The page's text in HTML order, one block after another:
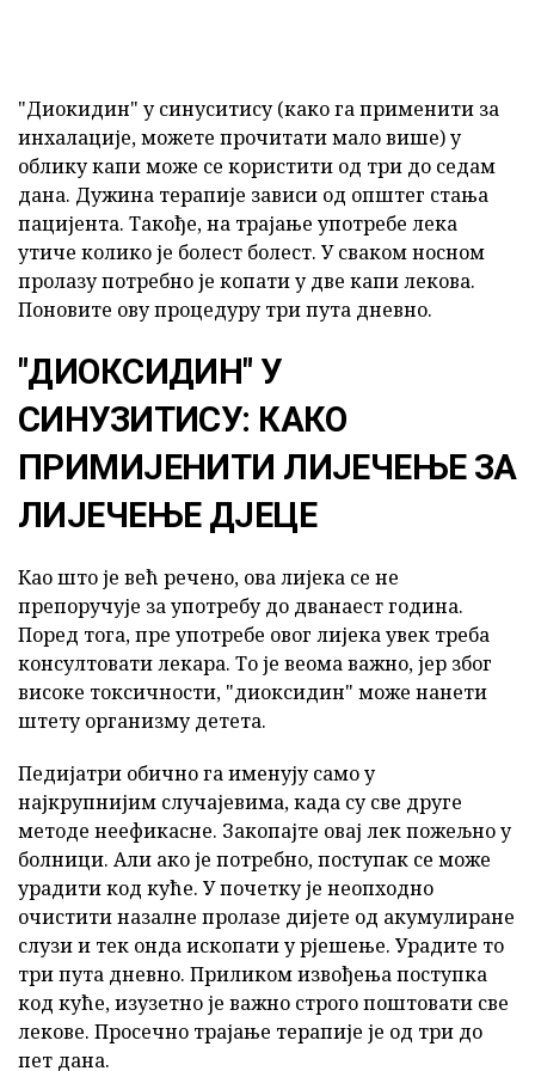
"Диокидин" у синуситису (како га применити за
инхалације, можете прочитати мало више) у
облику капи може се користити од три до седам
дана. Дужина терапије зависи од општег стања
пацијента. Такође, на трајање употребе лека
утиче колико је болест болест. У сваком носном
пролазу потребно је копати у две капи лекова.
Поновите ову процедуру три пута дневно.
"ДИОКСИДИН" У
СИНУЗИТИСУ: КАКО
ПРИМИЈЕНИТИ ЛИЈЕЧЕЊЕ ЗА
ЛИЈЕЧЕЊЕ ДЈЕЦЕ
Као што је већ речено, ова лијека се не
препоручује за употребу до дванаест година.
Поред тога, пре употребе овог лијека увек треба
консултовати лекара. То је веома важно, јер због
високе токсичности, "диоксидин" може нанети
штету организму детета.
Педијатри обично га именују само у
најкрупнијим случајевима, када су све друге
методе неефикасне. Закопајте овај лек пожељно у
болници. Али ако је потребно, поступак се може
урадити код куће. У почетку је неопходно
очистити назалне пролазе дијете од акумулиране
слузи и тек онда ископати у рјешење. Урадите то
три пута дневно. Приликом извођења поступка
код куће, изузетно је важно строго поштовати све
лекове. Просечно трајање терапије је од три до
пет дана.